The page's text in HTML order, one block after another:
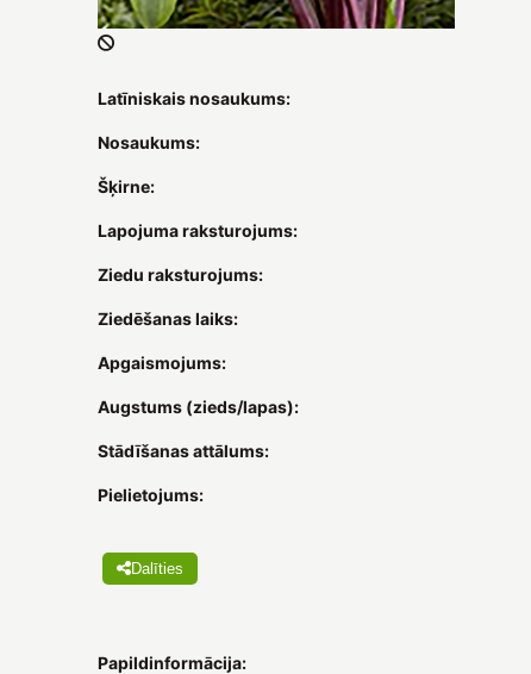
Latīniskais nosaukums:
Nosaukums:
Šķirne:
Lapojuma raksturojums:
Ziedu raksturojums:
Ziedēšanas laiks:
Apgaismojums:
Augstums (zieds/lapas):
Stādīšanas attālums:
Pielietojums:
Dalīties
Papildinformācija: